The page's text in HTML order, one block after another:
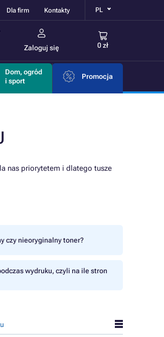
Dla firm Kontakty PL
Zaloguj się 0 zł
Dom, ogród
i sport
Promocja
nas priorytetem i dlatego tusze
czy nieoryginalny toner?
wydruku, czyli na ile stron